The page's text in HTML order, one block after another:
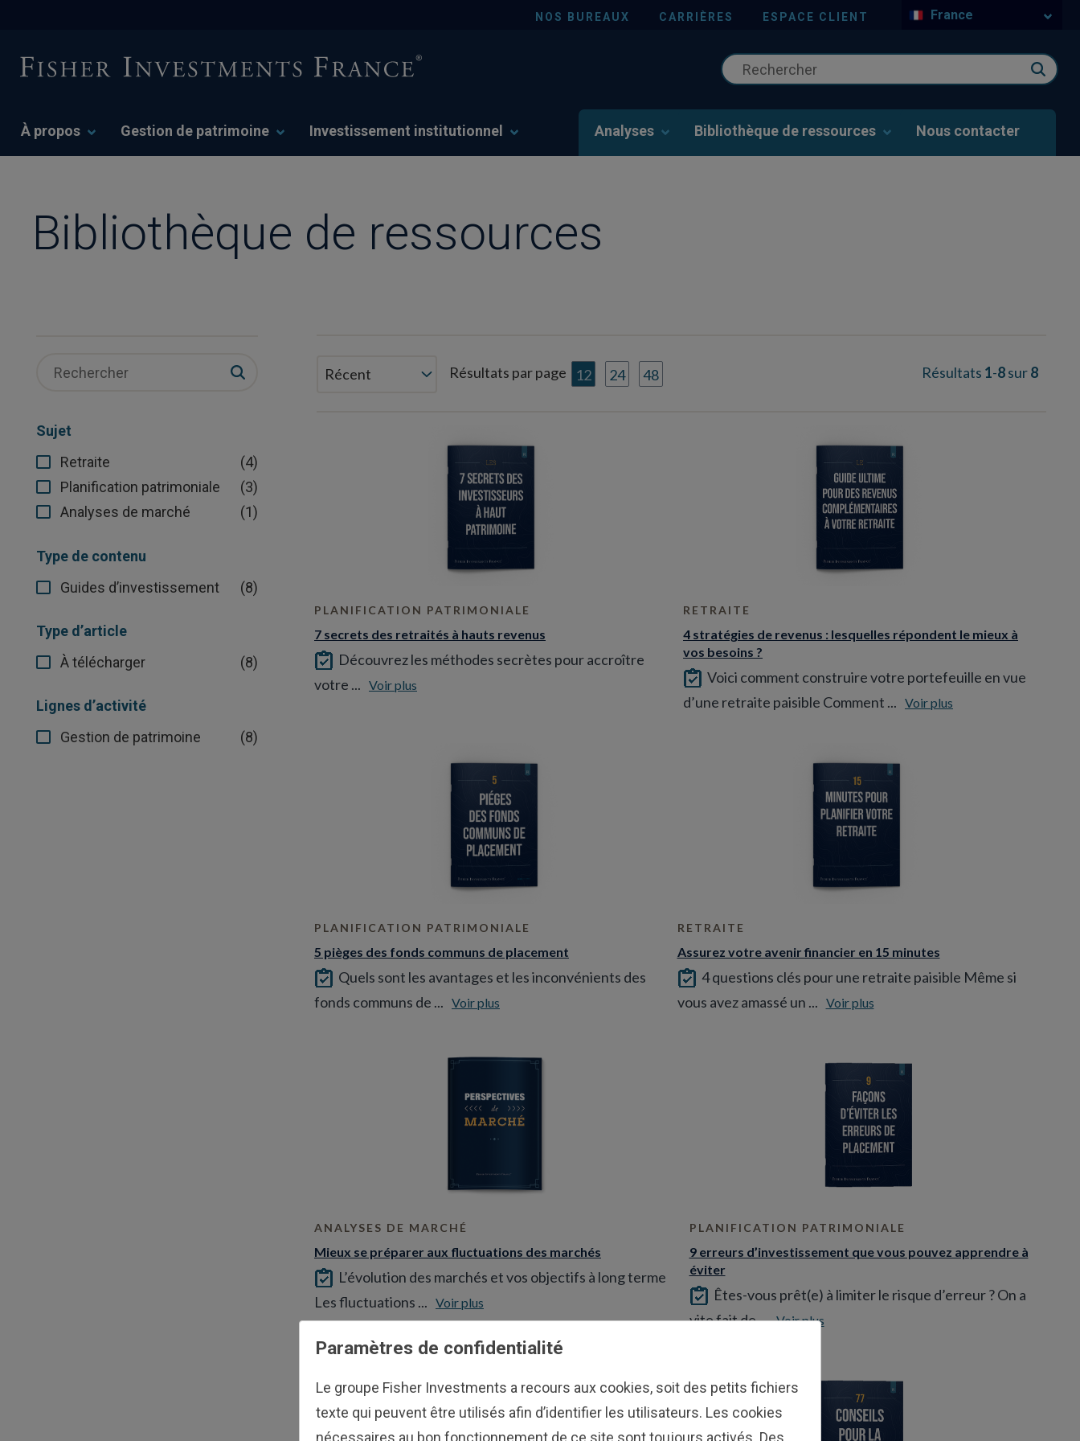
NOS BUREAUX CARRIÈRES ESPACE CLIENT France
À propos Gestion de patrimoine Investissement institutionnel Analyses Bibliothèque de ressources Nous contacter
Bibliothèque de ressources
Sujet
Retraite
(4)
Planification patrimoniale
(3)
Analyses de marché
(1)
Type de contenu
Guides d’investissement
(8)
Type d’article
À télécharger
(8)
Lignes d’activité
Gestion de patrimoine
(8)
Résultats par page 12 24 48 Résultats 1-8sur8
PLANIFICATION PATRIMONIALE
7 secrets des retraités à hauts revenus
Découvrez les méthodes secrètes pour accroître
votre ... Voir plus
RETRAITE
4 stratégies de revenus : lesquelles répondent le mieux à
vos besoins ?
Voici comment construire votre portefeuille en vue
d’une retraite paisible Comment ... Voir plus
PLANIFICATION PATRIMONIALE
5 pièges des fonds communs de placement
Quels sont les avantages et les inconvénients des
fonds communs de ... Voir plus
RETRAITE
Assurez votre avenir financier en 15 minutes
4 questions clés pour une retraite paisible Même si
vous avez amassé un ... Voir plus
ANALYSES DE MARCHÉ
Mieux se préparer aux fluctuations des marchés
L’évolution des marchés et vos objectifs à long terme
Les fluctuations ... Voir plus
PLANIFICATION PATRIMONIALE
9 erreurs d’investissement que vous pouvez apprendre à
éviter
Êtes-vous prêt(e) à limiter le risque d’erreur ? On a
vite fait de ... Voir plus
Paramètres de confidentialité
Le groupe Fisher Investments a recours aux cookies, soit des petits fichiers
texte qui peuvent être utilisés afin d’identifier les utilisateurs. Les cookies
nécessaires au bon fonctionnement de ce site sont toujours activés. Des